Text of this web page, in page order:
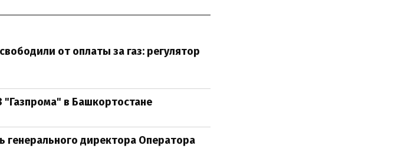
от оплаты за газ: регулятор
в Башкортостане
генерального директора Оператора